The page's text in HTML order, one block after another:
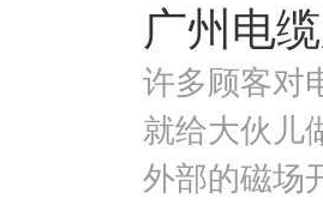
广州电
许多顾客对
就给大伙儿
外部的磁场